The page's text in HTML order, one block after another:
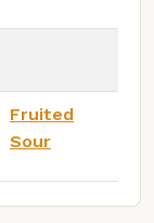
Fruited
Sour